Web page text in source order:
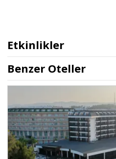
Etkinlikler
Benzer Oteller